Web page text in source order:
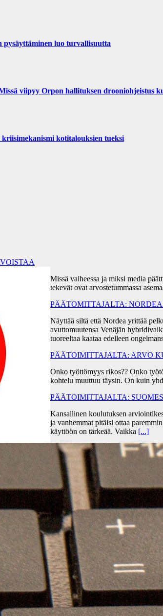
pysäyttäminen luo turvallisuutta
viipyy Orpon hallituksen drooniohjeistus
kotitalouksien tueksi
Missä vaiheessa ja miksi media
tekevät ovat arvostetummassa
PÄÄTOMITTAJALTA:
Näyttää siltä että Nordea yrittää
avuttomuutensa Venäjän
tuoreeltaa kaataa edelleen
PÄÄTOIMITTAJALTA: ARVO
Onko työttömyys rikos?? Onko
kohtelu muuttuu täysin. On kuin
PÄÄTOIMITTAJALTA:
Kansallinen koulutuksen
ja vanhemmat pitäisi ottaa
käyttöön on tärkeää. Vaikka [...]